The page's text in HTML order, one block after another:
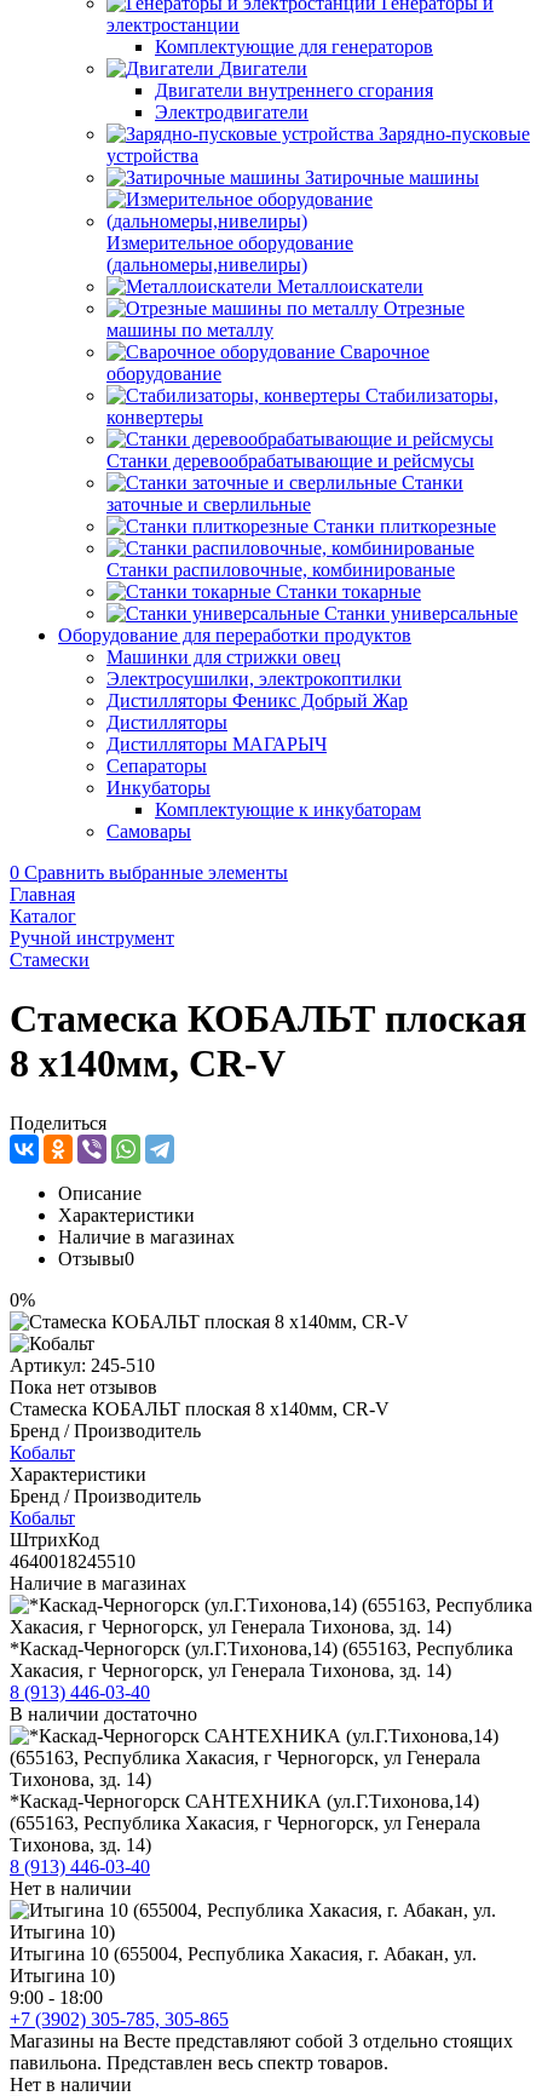
электростанции
Комплектующие для генераторов
Двигатели
Двигатели внутреннего сгорания
Электродвигатели
Зарядно-пусковые
устройства
Затирочные машины
Измерительное оборудование
(дальномеры,нивелиры)
Металлоискатели
Отрезные
машины по металлу
Сварочное
оборудование
Стабилизаторы,
конвертеры
Станки деревообрабатывающие и рейсмусы
Станки
заточные и сверлильные
Станки плиткорезные
Станки распиловочные, комбинированые
Станки токарные
Станки универсальные
Оборудование для переработки продуктов
Машинки для стрижки овец
Электросушилки, электрокоптилки
Дистилляторы Феникс Добрый Жар
Дистилляторы
Дистилляторы МАГАРЫЧ
Сепараторы
Инкубаторы
Комплектующие к инкубаторам
Самовары
0 Сравнить выбранные элементы
Главная
Каталог
Ручной инструмент
Стамески
Стамеска КОБАЛЬТ плоская
8 х140мм, CR-V
Поделиться
Описание
Характеристики
Наличие в магазинах
Отзывы0
0%
Артикул: 245-510
Пока нет отзывов
Стамеска КОБАЛЬТ плоская 8 х140мм, CR-V
Бренд / Производитель
Кобальт
Характеристики
Бренд / Производитель
Кобальт
ШтрихКод
4640018245510
Наличие в магазинах
*Каскад-Черногорск (ул.Г.Тихонова,14) (655163, Республика
Хакасия, г Черногорск, ул Генерала Тихонова, зд. 14)
8 (913) 446-03-40
В наличии достаточно
*Каскад-Черногорск САНТЕХНИКА (ул.Г.Тихонова,14)
(655163, Республика Хакасия, г Черногорск, ул Генерала
Тихонова, зд. 14)
8 (913) 446-03-40
Нет в наличии
Итыгина 10 (655004, Республика Хакасия, г. Абакан, ул.
Итыгина 10)
9:00 - 18:00
+7 (3902) 305-785, 305-865
Магазины на Весте представляют собой 3 отдельно стоящих
павильона. Представлен весь спектр товаров.
Нет в наличии